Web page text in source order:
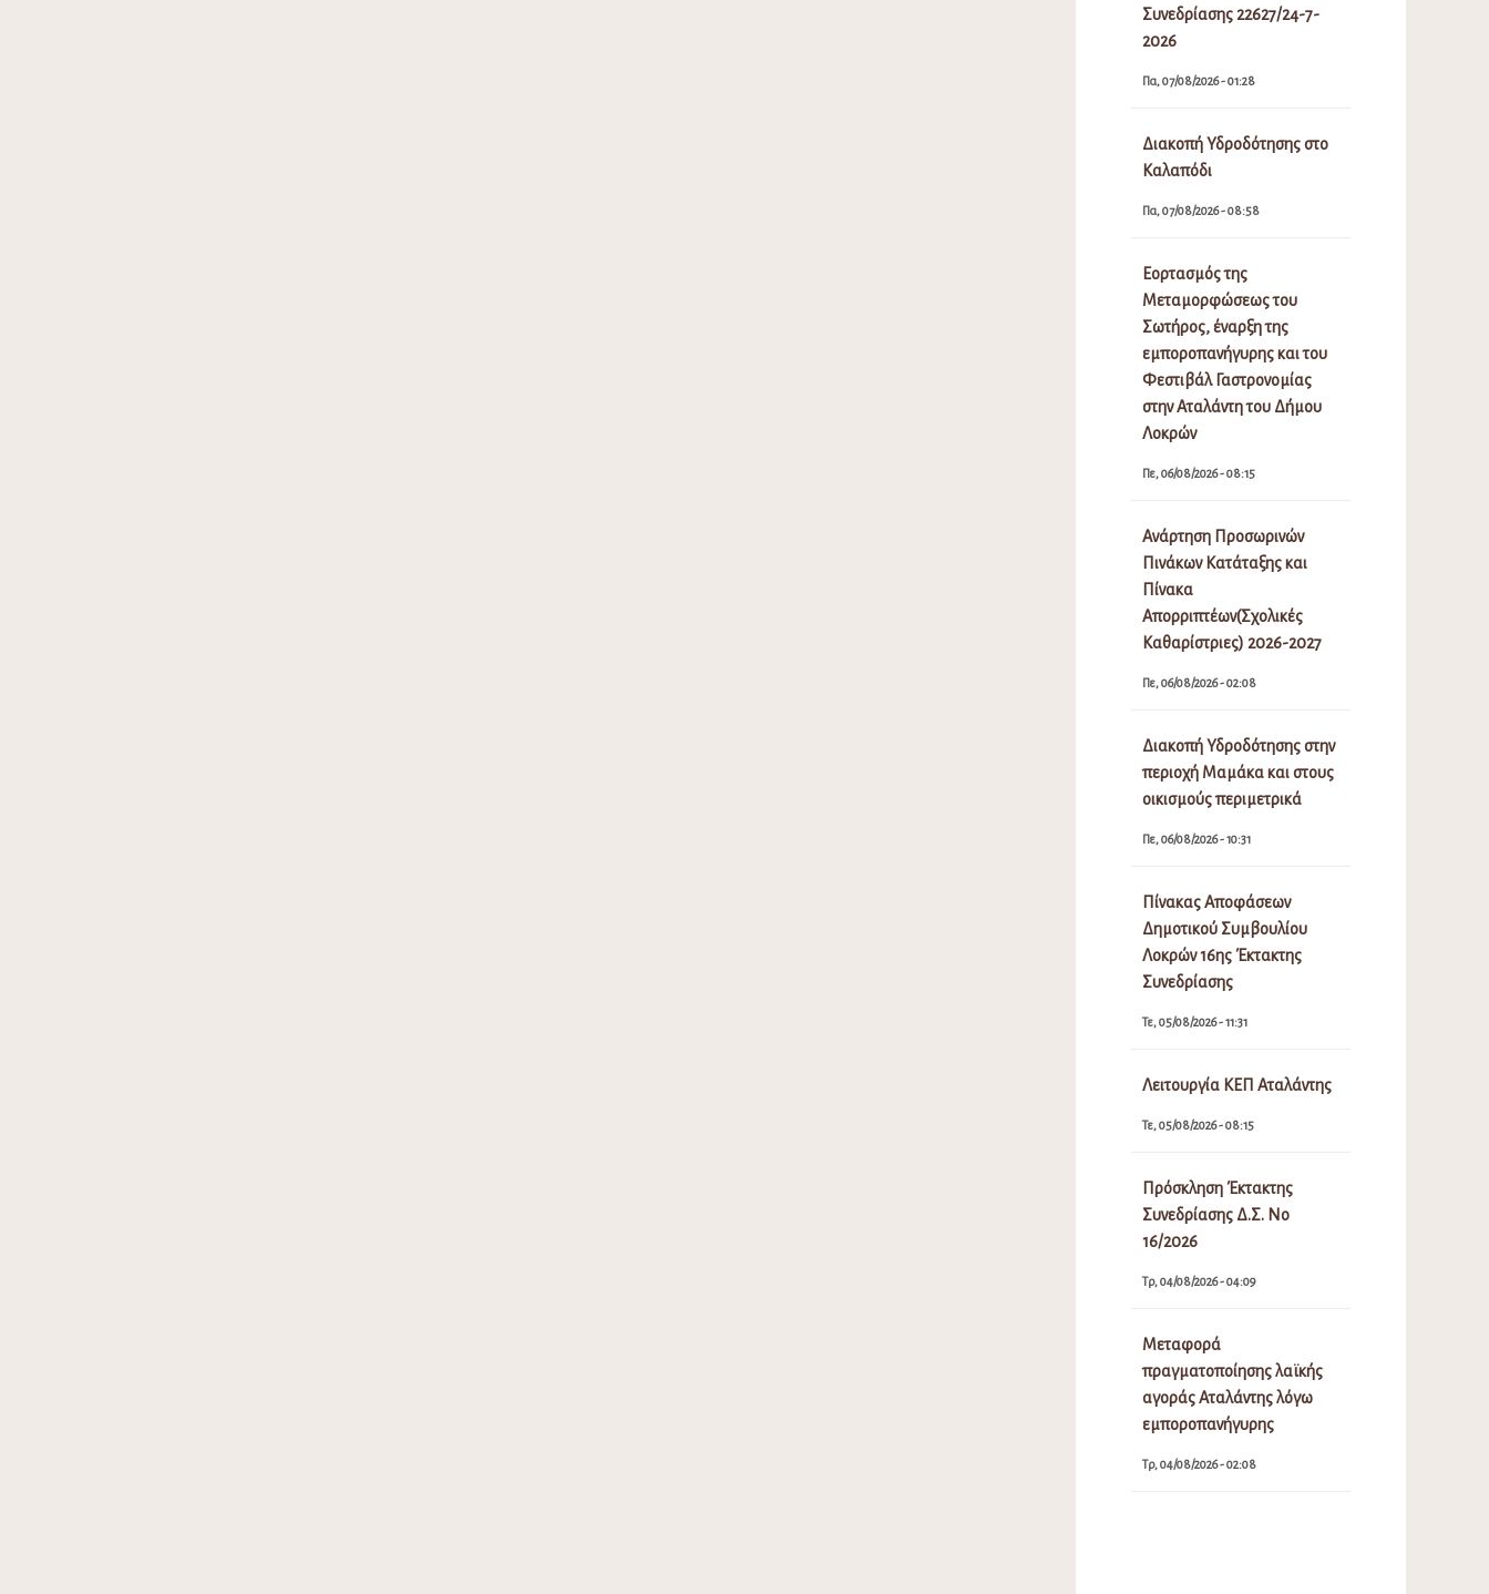
Συνεδρίασης 22627/24-7-
2026
Πα, 07/08/2026 - 01:28
Διακοπή Υδροδότησης στο
Καλαπόδι
Πα, 07/08/2026 - 08:58
Εορτασμός της
Μεταμορφώσεως του
Σωτήρος, έναρξη της
εμποροπανήγυρης και του
Φεστιβάλ Γαστρονομίας
στην Αταλάντη του Δήμου
Λοκρών
Πε, 06/08/2026 - 08:15
Ανάρτηση Προσωρινών
Πινάκων Κατάταξης και
Πίνακα
Απορριπτέων(Σχολικές
Καθαρίστριες) 2026-2027
Πε, 06/08/2026 - 02:08
Διακοπή Υδροδότησης στην
περιοχή Μαμάκα και στους
οικισμούς περιμετρικά
Πε, 06/08/2026 - 10:31
Πίνακας Αποφάσεων
Δημοτικού Συμβουλίου
Λοκρών 16ης Έκτακτης
Συνεδρίασης
Τε, 05/08/2026 - 11:31
Λειτουργία ΚΕΠ Αταλάντης
Τε, 05/08/2026 - 08:15
Πρόσκληση Έκτακτης
Συνεδρίασης Δ.Σ. Νο
16/2026
Τρ, 04/08/2026 - 04:09
Μεταφορά
πραγματοποίησης λαϊκής
αγοράς Αταλάντης λόγω
εμποροπανήγυρης
Τρ, 04/08/2026 - 02:08